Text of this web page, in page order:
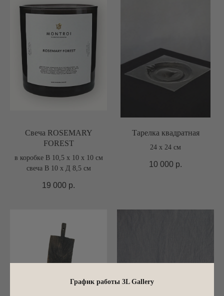
График работы 3L Gallery
Свеча ROSEMARY
FOREST
в коробке В 10,5 х 10 х 10 см
свеча В 10 х Д 8,5 см
19 000 р.
Тарелка квадратная
24 х 24 см
10 000 р.